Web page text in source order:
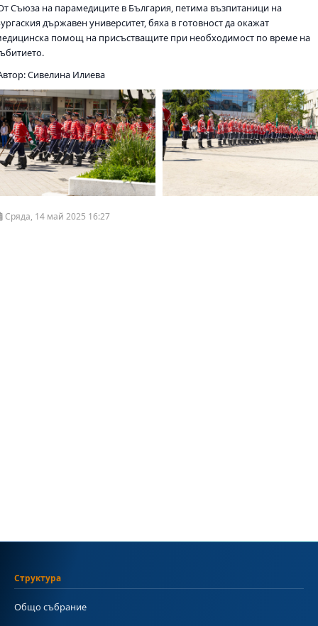
Съюза на парамедиците в България, петима възпитаници на
държавен университет, бяха в готовност да окажат
помощ на присъстващите при необходимост по време на
Сивелина Илиева
Сряда, 14 май 2025 16:27
Структура
Общо събрание